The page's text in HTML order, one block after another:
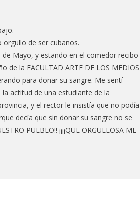
orgullo de ser cubanos.
Mayo, y estando en el comedor recibo
la FACULTAD ARTE DE LOS MEDIOS
para donar su sangre. Me sentí
actitud de una estudiante de la
y el rector le insistía que no podía
decía que sin donar su sangre no se
PUEBLO!! ¡¡¡¡QUE ORGULLOSA ME